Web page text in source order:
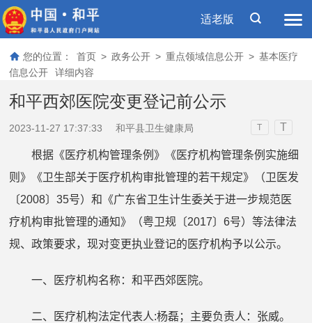
适老版
您的位置： 首页 > 政务公开 > 重点领域信息公开 > 基本医疗
信息公开
详细内容
和平西郊医院变更登记前公示
2023-11-27 17:37:33 和平县卫生健康局 T T
根据《医疗机构管理条例》《医疗机构管理条例实施细
则》《卫生部关于医疗机构审批管理的若干规定》（卫医发
〔2008〕35号）和《广东省卫生计生委关于进一步规范医
疗机构审批管理的通知》（粤卫规〔2017〕6号）等法律法
规、政策要求，现对变更执业登记的医疗机构予以公示。
一、医疗机构名称：和平西郊医院。
二、医疗机构法定代表人:杨磊；主要负责人：张威。